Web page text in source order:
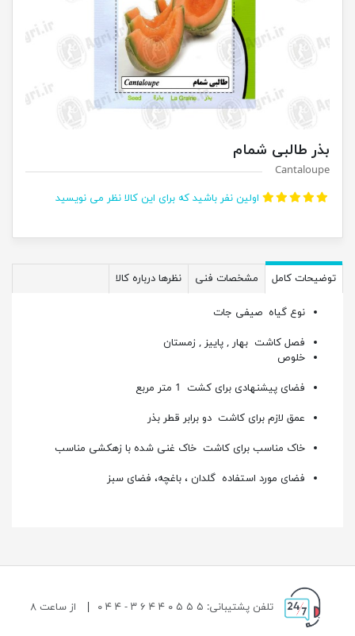
بذر طالبی شمام
Cantaloupe
اولین نفر باشید که برای این کالا نظر می نویسید
توضیحات کامل مشخصات فنی نظرها درباره کالا
نوع گیاه صیفی جات
فصل کاشت بهار , پاییز , زمستان
خلوص
فضای پیشنهادی برای کشت 1 متر مربع
عمق لازم برای کاشت دو برابر قطر بذر
خاک مناسب برای کاشت خاک غنی شده با زهکشی مناسب
فضای مورد استفاده گلدان ، باغچه، فضای سبز
تلفن پشتیبانی: ۵ ۵ ۵ ۰ ۴ ۴ ۶ ۳ - ۴ ۴ ۰ از ساعت ۸